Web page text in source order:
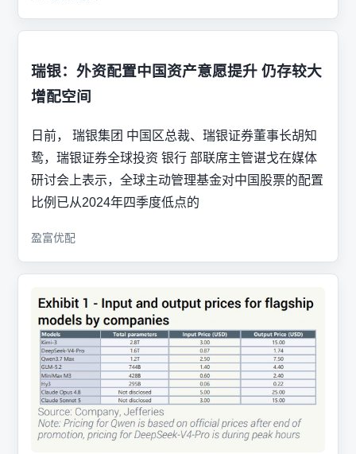
瑞银：外资配置中国资产意愿提升 仍存较大
增配空间
日前， 瑞银集团 中国区总裁、瑞银证券董事长胡知
鸷，瑞银证券全球投资 银行 部联席主管谌戈在媒体
研讨会上表示，全球主动管理基金对中国股票的配置
比例已从2024年四季度低点的
盈富优配